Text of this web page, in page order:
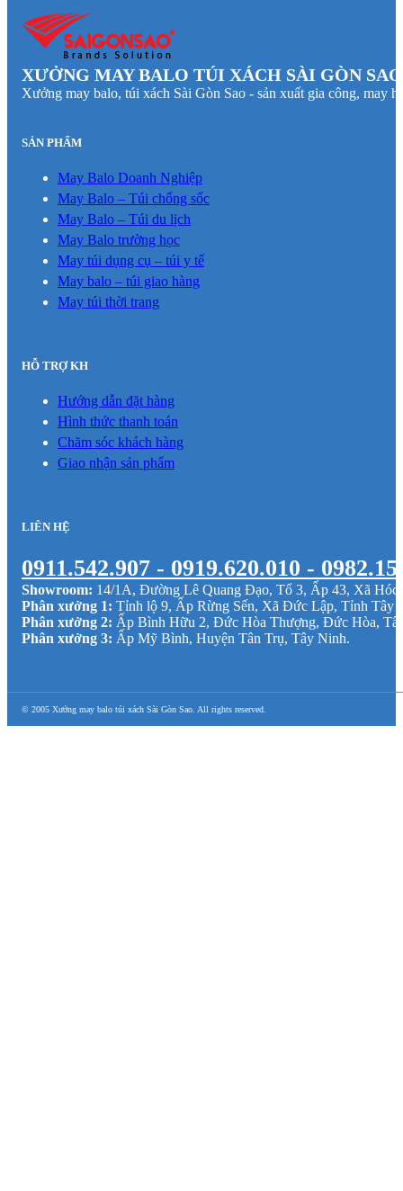
XƯỞNG MAY BALO TÚI XÁCH SÀI GÒN
Xưởng may balo, túi xách Sài Gòn Sao - sản xuất gia công, may
SẢN PHẨM
May Balo Doanh Nghiệp
May Balo – Túi chống sốc
May Balo – Túi du lịch
May Balo trường học
May túi dụng cụ – túi y tế
May balo – túi giao hàng
May túi thời trang
HỖ TRỢ KH
Hướng dẫn đặt hàng
Hình thức thanh toán
Chăm sóc khách hàng
Giao nhận sản phẩm
LIÊN HỆ
0911.542.907 - 0919.620.010 -
Showroom: 14/1A, Đường Lê Quang Đạo, Tổ 3, Ấp 43, Xã Hóc
Phân xưởng 1: Tỉnh lộ 9, Ấp Rừng Sến, Xã Đức Lập, Tỉnh Tây
Phân xưởng 2: Ấp Bình Hữu 2, Đức Hòa Thượng, Đức Hòa,
Phân xưởng 3: Ấp Mỹ Bình, Huyện Tân Trụ, Tây Ninh.
© 2005 Xưởng may balo túi xách Sài Gòn Sao. All rights reserved.